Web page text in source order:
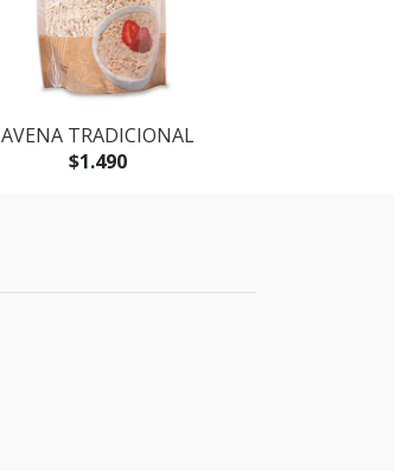
AVENA TRADICIONAL
$1.490